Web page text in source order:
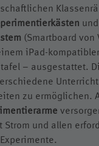
(Smartboard von
iPad-
– ausgestattet.
zu ermöglichen.
und allen